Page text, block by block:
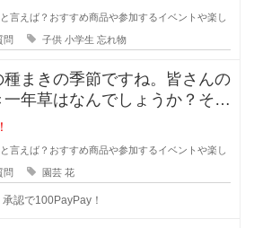
ください！どう
言えば？おすすめ商品や参加するイベントや楽し
問 子供 小学生 忘れ物
まきの季節ですね。皆さんの
年草はなんでしょうか？そろ
なくてはと思っ
言えば？おすすめ商品や参加するイベントや楽し
問 園芸 花
認で100PayPay！